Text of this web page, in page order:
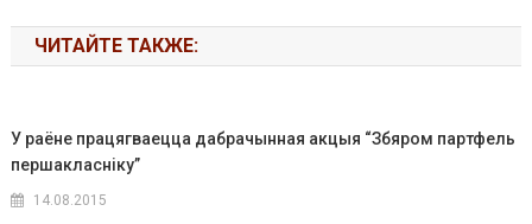
ЧИТАЙТЕ ТАКЖЕ:
У раёне працягваецца дабрачынная акцыя “Збяром партфель
першакласніку”
14.08.2015